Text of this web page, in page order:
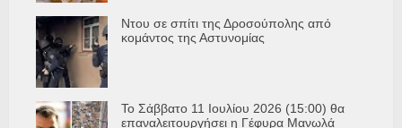
Ντου σε σπίτι της Δροσούπολης από
κομάντος της Αστυνομίας
Το Σάββατο 11 Ιουλίου 2026 (15:00) θα
επαναλειτουργήσει η Γέφυρα Μανωλά